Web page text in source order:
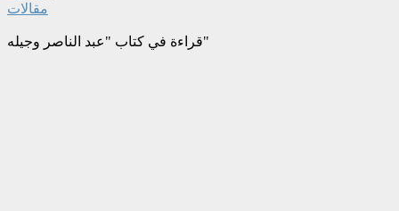
مقالات
قراءة في كتاب "عبد الناصر وجيله"